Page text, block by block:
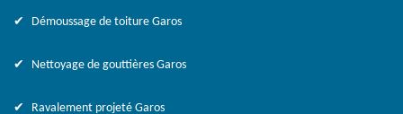
Démoussage de toiture Garos
Nettoyage de gouttières Garos
Ravalement projeté Garos